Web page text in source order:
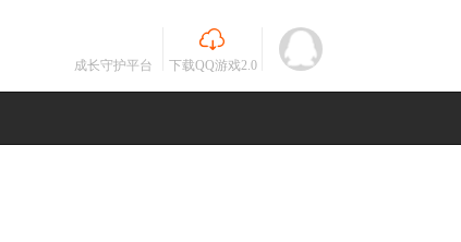
成长守护平台 下载QQ游戏2.0